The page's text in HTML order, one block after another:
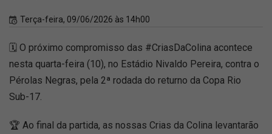
Terça-feira, 09/06/2026 às 14h00
🗓️ O próximo compromisso das #CriasDaColina acontece
nesta quarta-feira (10), no Estádio Nivaldo Pereira, contra o
Pérolas Negras, pela 2ª rodada do returno da Copa Rio
Sub-17.
🏆 Ao final da partida, as nossas Crias da Colina levantarão